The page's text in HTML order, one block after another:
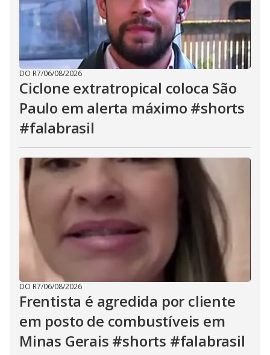
DO R7/06/08/2026
Ciclone extratropical coloca São
Paulo em alerta máximo #shorts
#falabrasil
DO R7/06/08/2026
Frentista é agredida por cliente
em posto de combustíveis em
Minas Gerais #shorts #falabrasil